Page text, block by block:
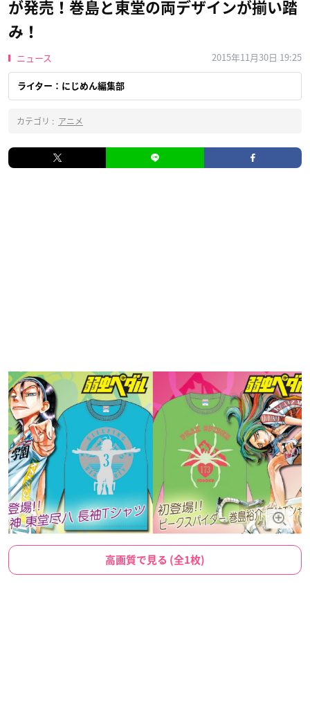
が発売！巻島と東堂の両デザインが揃い踏
み！
ニュース 2015年11月30日 19:25
ライター：にじめん編集部
カテゴリ : アニメ
高画質で見る (全1枚)